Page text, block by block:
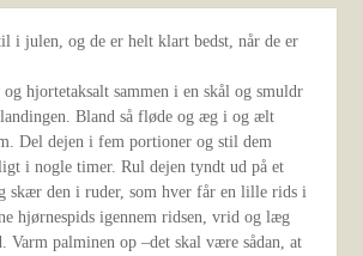
i julen, og de er helt klart bedst, når de er
hjortetaksalt sammen i en skål og smuldr
Bland så fløde og æg i og ælt
Del dejen i fem portioner og stil dem
i nogle timer. Rul dejen tyndt ud på et
skær den i ruder, som hver får en lille rids i
hjørnespids igennem ridsen, vrid og læg
Varm palminen op –det skal være sådan, at